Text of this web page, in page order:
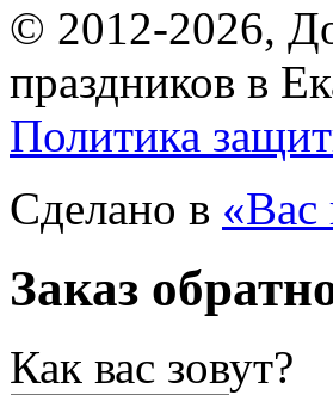
© 2012-2026,
праздников в
Политика
Сделано в «Вас
Заказ
Как вас зовут?